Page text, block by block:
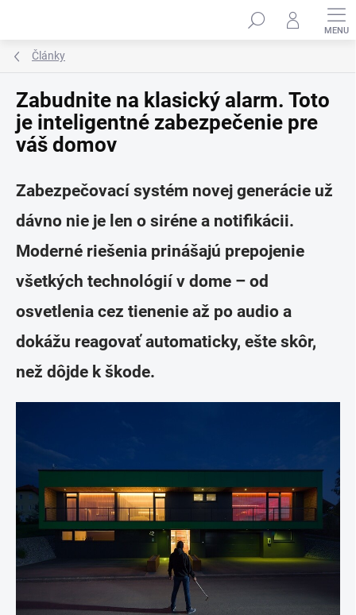
Články
Zabudnite na klasický alarm. Toto
je inteligentné zabezpečenie pre
váš domov
Zabezpečovací systém novej generácie už
dávno nie je len o siréne a notifikácii.
Moderné riešenia prinášajú prepojenie
všetkých technológií v dome – od
osvetlenia cez tienenie až po audio a
dokážu reagovať automaticky, ešte skôr,
než dôjde k škode.